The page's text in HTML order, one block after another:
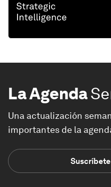
La Agenda
Una actualización
importantes de la